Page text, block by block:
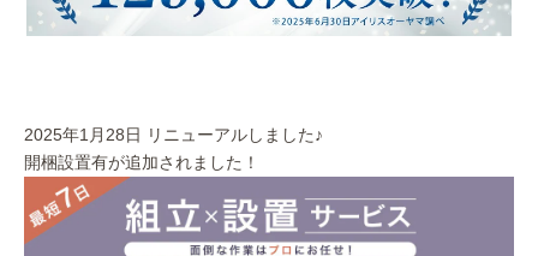
2025年1月28日 リニューアルしました♪
開梱設置有が追加されました！